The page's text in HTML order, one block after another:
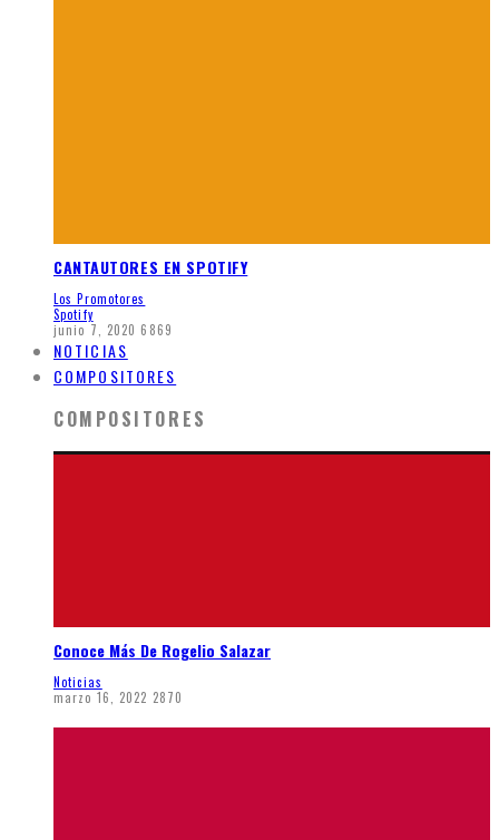
CANTAUTORES EN SPOTIFY
Los Promotores
Spotify
junio 7, 2020 6869
NOTICIAS
COMPOSITORES
COMPOSITORES
Conoce Más De Rogelio Salazar
Noticias
marzo 16, 2022 2870